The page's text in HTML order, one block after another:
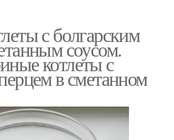
с болгарским
соусом.
котлеты с
в сметанном